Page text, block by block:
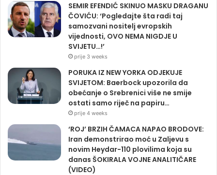
SEMIR EFENDIĆ SKINUO MASKU DRAGANU
ČOVIĆU: ‘Pogledajte šta radi taj
samozvani nositelj evropskih
vijednosti, OVO NEMA NIGDJE U
SVIJETU…!’
prije 3 weeks
PORUKA IZ NEW YORKA ODJEKUJE
SVIJETOM: Baerbock upozorila da
obećanje o Srebrenici više ne smije
ostati samo riječ na papiru…
prije 4 weeks
‘ROJ’ BRZIH ČAMACA NAPAO BRODOVE:
Iran demonstrirao moć u Zaljevu s
novim Heydar-110 plovilima koja su
danas ŠOKIRALA VOJNE ANALITIČARE
(VIDEO)